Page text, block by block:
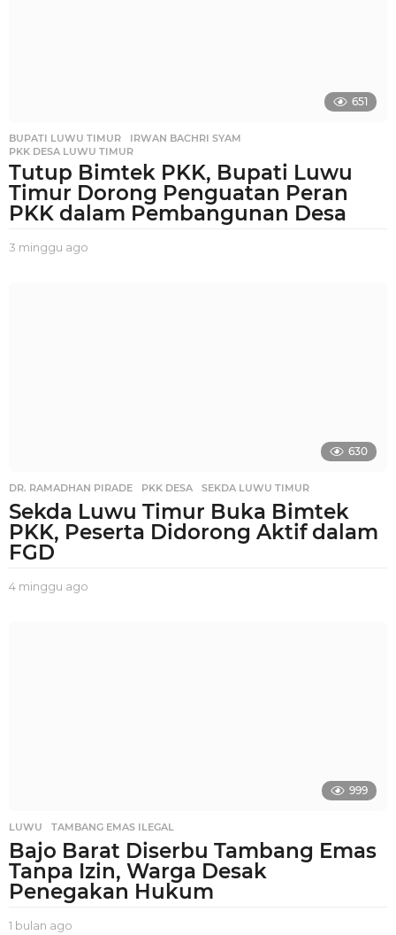
651
BUPATI LUWU TIMUR ,IRWAN BACHRI SYAM
PKK DESA LUWU TIMUR
Tutup Bimtek PKK, Bupati Luwu
Timur Dorong Penguatan Peran
PKK dalam Pembangunan Desa
3 minggu ago
630
DR. RAMADHAN PIRADE ,PKK DESA ,SEKDA LUWU TIMUR
Sekda Luwu Timur Buka Bimtek
PKK, Peserta Didorong Aktif dalam
FGD
4 minggu ago
999
LUWU ,TAMBANG EMAS ILEGAL
Bajo Barat Diserbu Tambang Emas
Tanpa Izin, Warga Desak
Penegakan Hukum
1 bulan ago